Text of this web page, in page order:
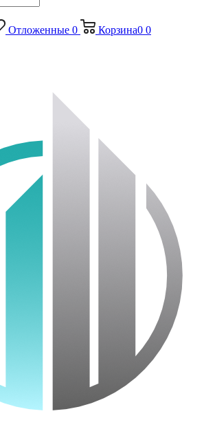
Отложенные 0 Корзина0 0